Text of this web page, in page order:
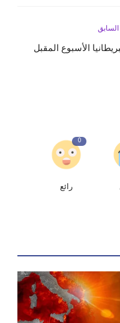
الأسبوع المقبل
0
رائع